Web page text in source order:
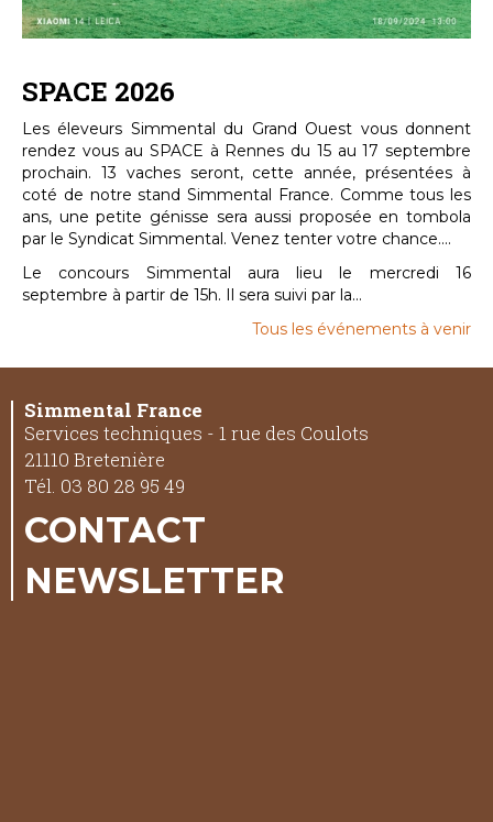
SPACE 2026
Les éleveurs Simmental du Grand Ouest vous donnent
rendez vous au SPACE à Rennes du 15 au 17 septembre
prochain. 13 vaches seront, cette année, présentées à
coté de notre stand Simmental France. Comme tous les
ans, une petite génisse sera aussi proposée en tombola
par le Syndicat Simmental. Venez tenter votre chance....
Le concours Simmental aura lieu le mercredi 16
septembre à partir de 15h. Il sera suivi par la...
Tous les événements à venir
Simmental France
Services techniques - 1 rue des Coulots
21110 Bretenière
Tél. 03 80 28 95 49
CONTACT
NEWSLETTER